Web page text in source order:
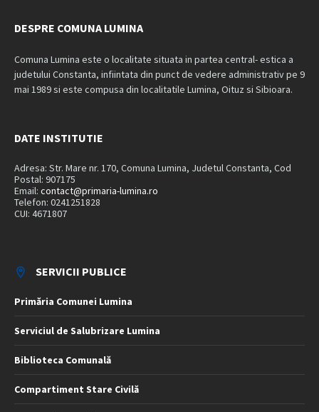
DESPRE COMUNA LUMINA
Comuna Lumina este o localitate situata in partea central- estica a
judetului Constanta, infiintata din punct de vedere administrativ pe 9
mai 1989 si este compusa din localitatile Lumina, Oituz si Sibioara.
DATE INSTITUTIE
Adresa: Str. Mare nr. 170, Comuna Lumina, Judetul Constanta, Cod
Postal: 907175
Email: contact@primaria-lumina.ro
Telefon: 0241251828
CUI: 4671807
SERVICII PUBLICE
Primăria Comunei Lumina
Serviciul de Salubrizare Lumina
Biblioteca Comunală
Compartiment Stare Civilă